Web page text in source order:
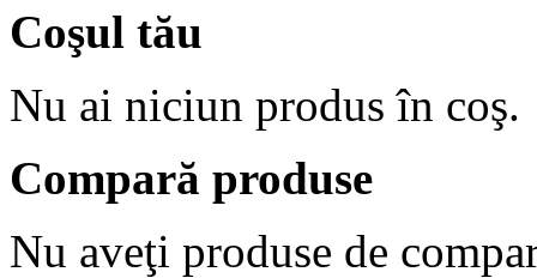
Coşul tău
Nu ai niciun produs în coş.
Compară produse
Nu aveţi produse de